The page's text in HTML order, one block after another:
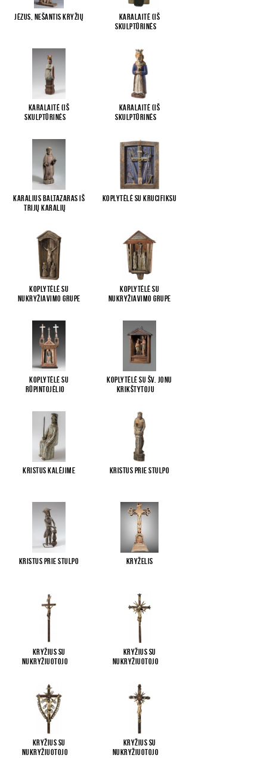
Jėzus, nešantis kryžių
Karalaitė (iš
skulptūrinės
Karalaitė (iš
skulptūrinės
Karalaitė (iš
skulptūrinės
Karalius Baltazaras iš
Trijų karalių
Koplytėlė su krucifiksu
Koplytėlė su
Nukryžiavimo grupe
Koplytėlė su
Nukryžiavimo grupe
Koplytėlė su
Rūpintojėlio
Koplytėlė su Šv. Jonu
Krikštytoju
Kristus kalėjime Kristus prie stulpo
Kristus prie stulpo Kryželis
Kryžius su
Nukryžiuotojo
Kryžius su
Nukryžiuotojo
Kryžius su
Nukryžiuotojo
Kryžius su
Nukryžiuotojo